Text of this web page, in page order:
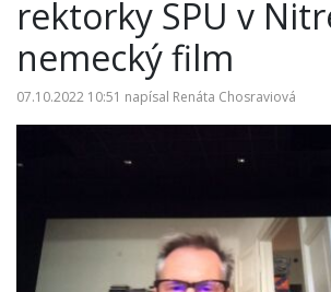
rektorky SPU v
nemecký film
07.10.2022 10:51 napísal Renáta Chosraviová